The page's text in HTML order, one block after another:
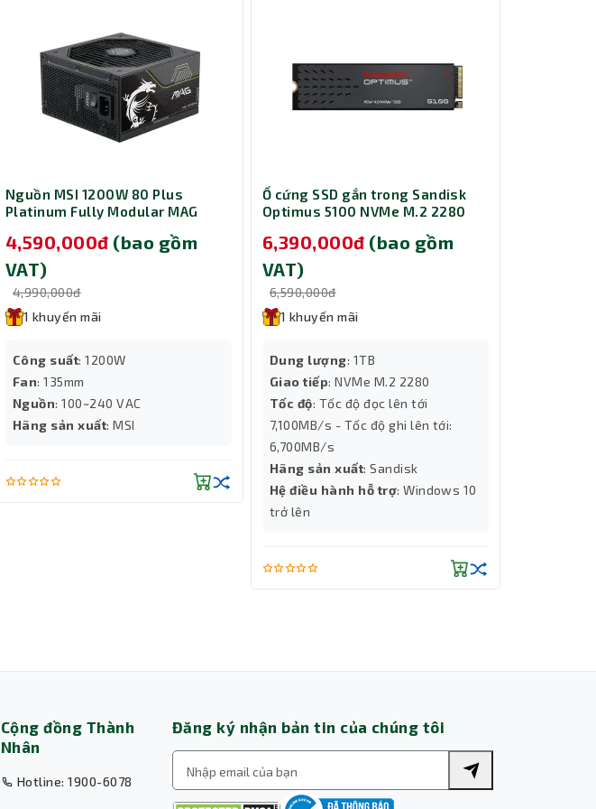
Nguồn MSI 1200W 80 Plus
Platinum Fully Modular MAG
4,590,000đ (bao gồm
VAT)
4,990,000đ
1 khuyến mãi
Công suất: 1200W
Fan: 135mm
Nguồn: 100~240 VAC
Hãng sản xuất: MSI
Ổ cứng SSD gắn trong Sandisk
Optimus 5100 NVMe M.2 2280
6,390,000đ (bao gồm
VAT)
6,590,000đ
1 khuyến mãi
Dung lượng: 1TB
Giao tiếp: NVMe M.2 2280
Tốc độ: Tốc độ đọc lên tới
7,100MB/s - Tốc độ ghi lên tới:
6,700MB/s
Hãng sản xuất: Sandisk
Hệ điều hành hỗ trợ: Windows 10
trở lên
Cộng đồng Thành
Nhân
Hotline: 1900-6078
Đăng ký nhận bản tin của chúng tôi
Thành Nhân TNC